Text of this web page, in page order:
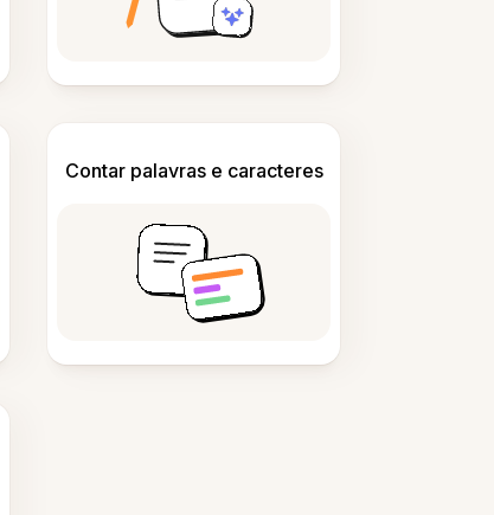
Contar palavras e caracteres